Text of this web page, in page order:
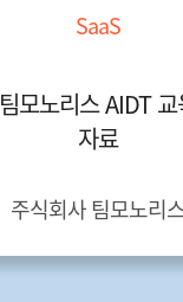
SaaS
팀모노리스 AIDT
자료
주식회사 팀모노리